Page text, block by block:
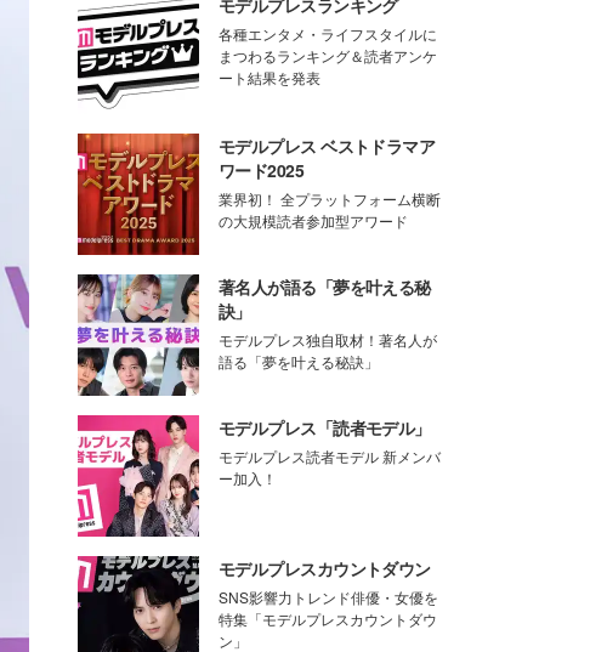
モデルプレスランキング
各種エンタメ・ライフスタイルに
まつわるランキング＆読者アンケ
ート結果を発表
モデルプレス ベストドラマア
ワード2025
業界初！ 全プラットフォーム横断
の大規模読者参加型アワード
著名人が語る「夢を叶える秘
訣」
モデルプレス独自取材！著名人が
語る「夢を叶える秘訣」
モデルプレス「読者モデル」
モデルプレス読者モデル 新メンバ
ー加入！
モデルプレスカウントダウン
SNS影響力トレンド俳優・女優を
特集「モデルプレスカウントダウ
ン」